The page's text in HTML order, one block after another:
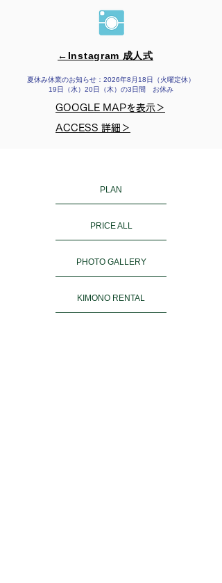
←Instagram 成人式
夏休み休業のお知らせ：2026年8月18日（火曜定休）
19日（水）20日（木）の3日間 お休み
GOOGLE MAPを表示＞
ACCESS 詳細＞
PLAN
PRICE ALL
PHOTO GALLERY
KIMONO RENTAL